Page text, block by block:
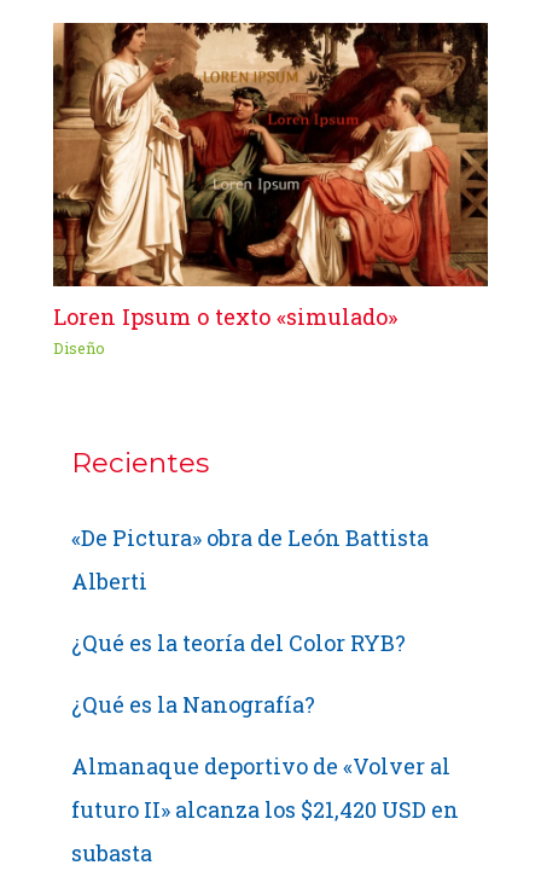
Loren Ipsum o texto «simulado»
Diseño
Recientes
«De Pictura» obra de León Battista
Alberti
¿Qué es la teoría del Color RYB?
¿Qué es la Nanografía?
Almanaque deportivo de «Volver al
futuro II» alcanza los $21,420 USD en
subasta